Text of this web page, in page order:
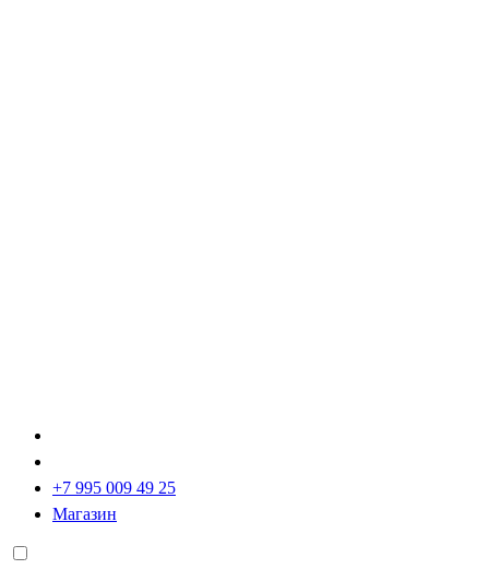
+7 995 009 49 25
Магазин